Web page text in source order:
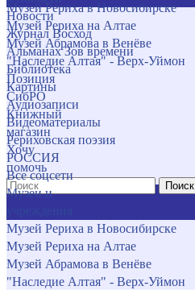
Музей Рериха в Новосибирске
Музей Рериха на Алтае
Музей Абрамова в Венёве
"Наследие Алтая" - Верх-Уймон
Позиция
СибРО
Книжный
магазин
Хочу
помочь
Поиск
Новости
Журнал Восход
Альманах Зов времени
Библиотека
Картины
Аудиозаписи
Видеоматериалы
Рериховская поэзия
РОССИЯ
Все соцсети
Музеи и
Музей Рериха в Новосибирске
Музей Рериха на Алтае
Музей Абрамова в Венёве
"Наследие Алтая" - Верх-Уймон